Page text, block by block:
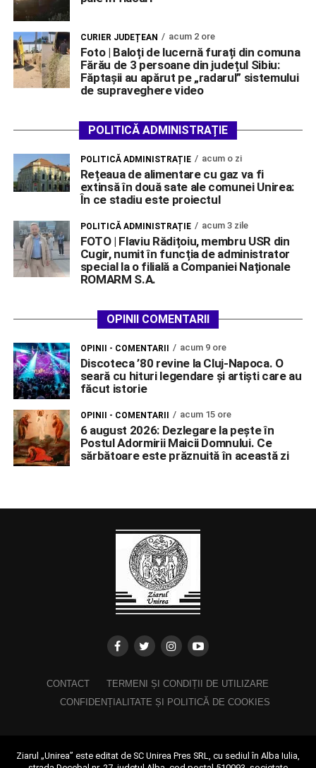
CURIER JUDEȚEAN acum 2 ore
Foto | Baloți de lucernă furați din comuna
Fărău de 3 persoane din județul Sibiu:
Făptașii au apărut pe „radarul” sistemului
de supraveghere video
POLITICĂ ADMINISTRAȚIE
POLITICĂ ADMINISTRAȚIE acum o zi
Rețeaua de alimentare cu gaz va fi
extinsă în două sate ale comunei Unirea:
În ce stadiu este proiectul
POLITICĂ ADMINISTRAȚIE acum 3 zile
FOTO | Flaviu Rădițoiu, membru USR din
Cugir, numit în funcția de administrator
special la o filială a Companiei Naționale
ROMARM S.A.
OPINII COMENTARII
OPINII - COMENTARII acum 9 ore
Discoteca ’80 revine la Cluj-Napoca. O
seară cu hituri legendare și artiști care au
făcut istorie
OPINII - COMENTARII acum 15 ore
6 august 2026: Dezlegare la pește în
Postul Adormirii Maicii Domnului. Ce
sărbătoare este prăznuită în această zi
CONTACT
TERMENI ȘI CONDIȚII DE UTILIZARE
CONFIDENȚIALITATE ȘI POLITICĂ DE COOKIES
Ziarul „Unirea” este editat de SC Unirea Pres SRL, cu sediul în Alba Iulia,